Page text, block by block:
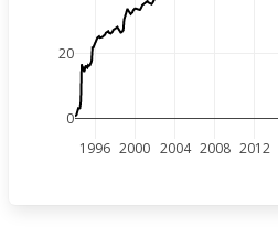
1996 2000 2004 2008 2012
0
20